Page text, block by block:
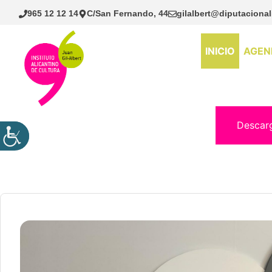
Saltar
965 12 12 14 C/San Fernando, 44
INICIO